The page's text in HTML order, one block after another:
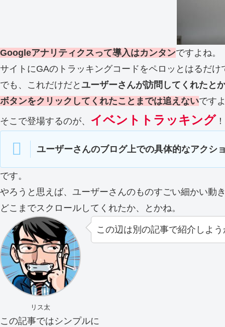
Googleアナリティクスって導入はカンタンですよね。
サイトにGAのトラッキングコードをペロッとはるだけ
でも、これだけだと ユーザーさんが訪問してくれたと
ボタンをクリックしてくれたことまでは追えないです
そこで登場するのが、 イベントトラッキング ！
ユーザーさんのブログ上での具体的なアクシ
です。
やろうと思えば、ユーザーさんのものすごい細かい動
どこまでスクロールしてくれたか、とかね。
リス太
この辺は別の記事で紹介しよ
この記事ではシンプルに